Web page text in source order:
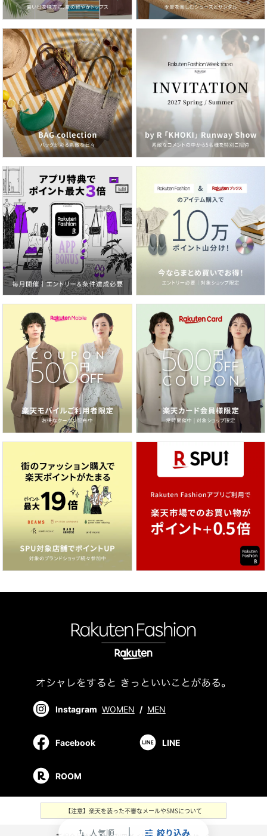
swap_vert 人気順 絞り込み
Instagram WOMEN / MEN
Facebook LINE
ROOM
【注意】楽天を装った不審なメールやSMSについて